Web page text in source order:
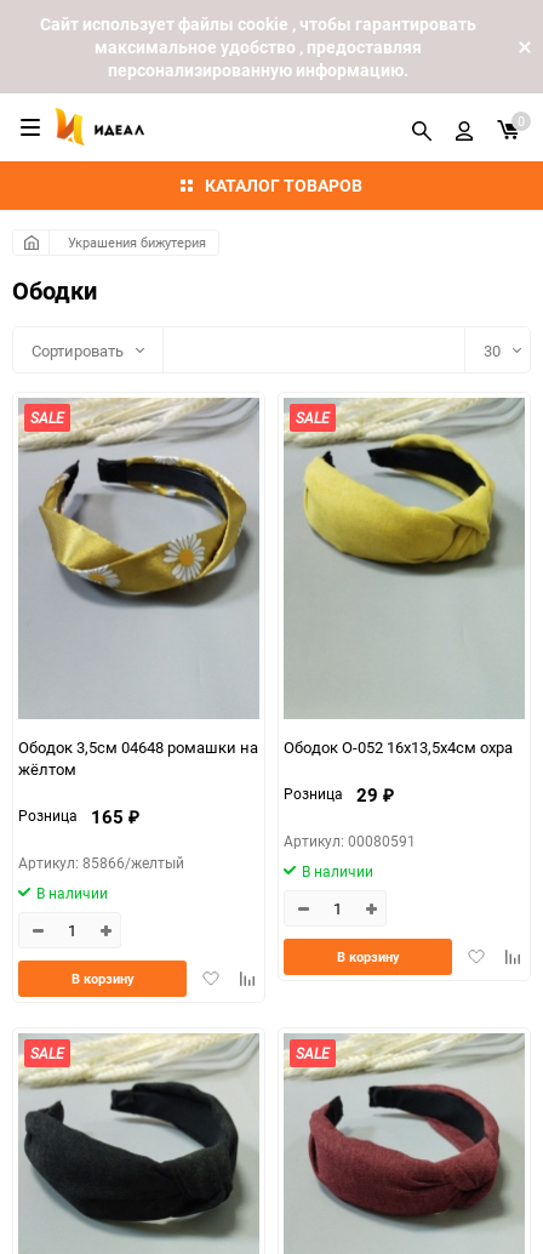
Cайт использует файлы cookie , чтобы гарантировать
максимальное удобство , предоставляя
персонализированную информацию.
КАТАЛОГ ТОВАРОВ
0
Украшения бижутерия
Ободки
Сортировать 30
30
60
90
150
SALE
Ободок 3,5см 04648 ромашки на
жёлтом
Розница 165 ₽
Артикул: 85866/желтый
В наличии
ДобавитьДобавить
В корзину
SALE
Ободок О-052 16х13,5х4см охра
Розница 29 ₽
Артикул: 00080591
В наличии
Добавить
В корзину
SALE SALE